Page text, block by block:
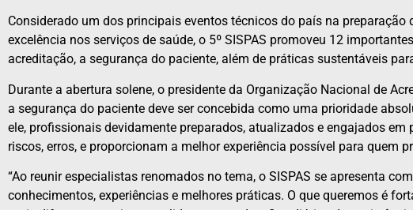
Considerado um dos principais eventos técnicos do país na
excelência nos serviços de saúde, o 5º SISPAS promoveu 12
acreditação, a segurança do paciente, além de práticas sustentáveis
Durante a abertura solene, o presidente da Organização Nacional de
a segurança do paciente deve ser concebida como uma prioridade
ele, profissionais devidamente preparados, atualizados e engajados
riscos, erros, e proporcionam a melhor experiência possível para quem
“Ao reunir especialistas renomados no tema, o SISPAS se apresenta
conhecimentos, experiências e melhores práticas. O que queremos é